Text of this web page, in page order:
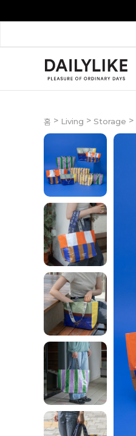
홈 > Living > Storage >